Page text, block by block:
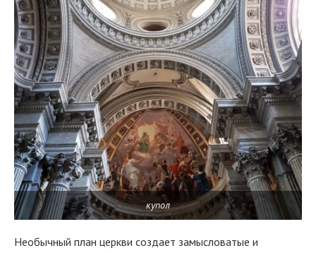
купол
Необычный план церкви создает замысловатые и